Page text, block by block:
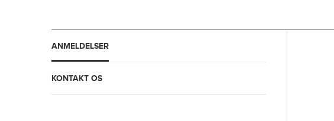
ANMELDELSER
KONTAKT OS